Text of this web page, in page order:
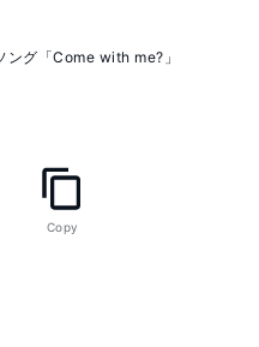
ング「Come with me?」
像をタップ
Copy